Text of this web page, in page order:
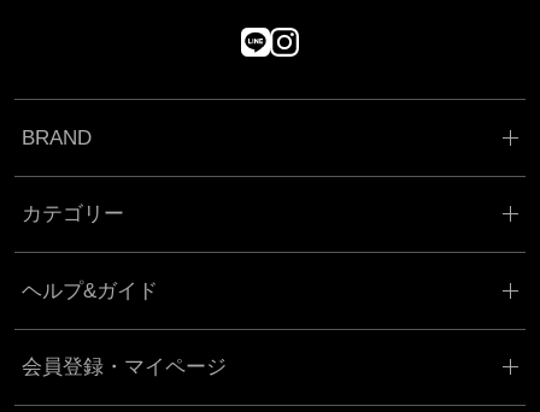
BRAND
カテゴリー
ヘルプ&ガイド
会員登録・マイページ